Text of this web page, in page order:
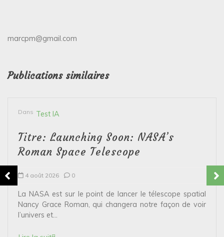
marcpm@gmail.com
Publications similaires
Dans Test IA
Titre: Launching Soon: NASA’s
Roman Space Telescope
4 août 2026 0
La NASA est sur le point de lancer le télescope spatial
Nancy Grace Roman, qui changera notre façon de voir
l’univers et...